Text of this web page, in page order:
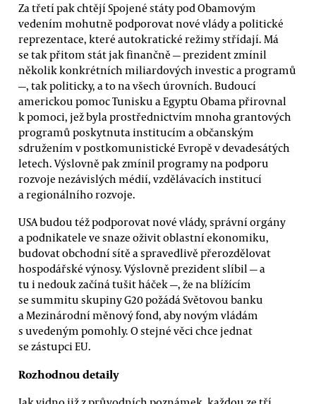
Za třetí pak chtějí Spojené státy pod Obamovým
vedením mohutně podporovat nové vlády a politické
reprezentace, které autokratické režimy střídají. Má
se tak přitom stát jak finančně — prezident zmínil
několik konkrétních miliardových investic a programů
—, tak politicky, a to na všech úrovních. Budoucí
americkou pomoc Tunisku a Egyptu Obama přirovnal
k pomoci, jež byla prostřednictvím mnoha grantových
programů poskytnuta institucím a občanským
sdružením v postkomunistické Evropě v devadesátých
letech. Výslovně pak zmínil programy na podporu
rozvoje nezávislých médií, vzdělávacích institucí
a regionálního rozvoje.
USA budou též podporovat nové vlády, správní orgány
a podnikatele ve snaze oživit oblastní ekonomiku,
budovat obchodní sítě a spravedlivě přerozdělovat
hospodářské výnosy. Výslovně prezident slíbil — a
tu i nedouk začíná tušit háček —, že na blížícím
se summitu skupiny G20 požádá Světovou banku
a Mezinárodní měnový fond, aby novým vládám
s uvedeným pomohly. O stejné věci chce jednat
se zástupci EU.
Rozhodnou detaily